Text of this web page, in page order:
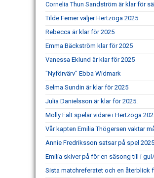
Cornelia Thun Sandström är klar för
Tilde Ferner väljer Hertzöga 2025
Rebecca är klar för 2025
Emma Bäckström klar för 2025
Vanessa Eklund är klar för 2025
"Nyförvärv" Ebba Widmark
Selma Sundin är klar för 2025
Julia Danielsson är klar för 2025.
Molly Fält spelar vidare i Hertzöga
Vår kapten Emilia Thögersen vaktar
Annie Fredriksson satsar på spel 2025
Emilia skiver på för en säsong till i
Sista matchreferatet och en återblick